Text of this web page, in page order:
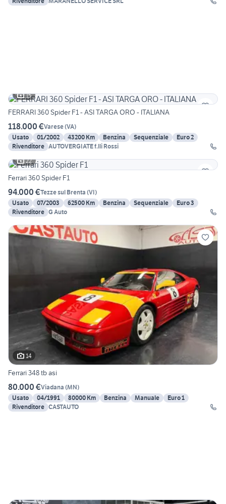
15
FERRARI 360 Spider F1 - ASI TARGA ORO - ITALIANA
118.000 €Varese(VA)
Usato
01/2002 43200 Km Benzina Sequenziale
Euro 2
Rivenditore AUTOVERGIATE f.lli Rossi
22
Ferrari 360 Spider F1
94.000 €Tezze sul Brenta (VI)
Usato
07/2003 62500 Km Benzina Sequenziale
Euro 3
Rivenditore G Auto
14
Ferrari 348 tb asi
80.000 €Viadana (MN)
Usato
04/1991 80000 Km Benzina Manuale
Euro 1
Rivenditore CASTAUTO